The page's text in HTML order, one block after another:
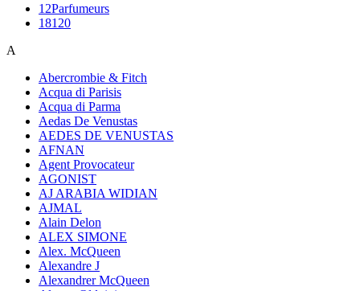
12Parfumeurs
18120
A
Abercrombie & Fitch
Acqua di Parisis
Acqua di Parma
Aedas De Venustas
AEDES DE VENUSTAS
AFNAN
Agent Provocateur
AGONIST
AJ ARABIA WIDIAN
AJMAL
Alain Delon
ALEX SIMONE
Alex. McQueen
Alexandre J
Alexandrer McQueen